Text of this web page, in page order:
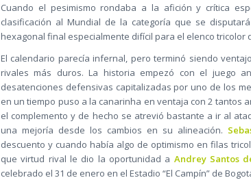
Cuando el pesimismo rondaba a la afición y crítica
clasificación al Mundial de la categoría que se
hexagonal final especialmente difícil para el elenco
El calendario parecía infernal, pero terminó siendo
rivales más duros. La historia empezó con el juego
desatenciones defensivas capitalizadas por uno de los
en un tiempo puso a la canarinha en ventaja con 2 tantos
el complemento y de hecho se atrevió bastante a ir al
una mejoría desde los cambios en su alineación.
descuento y cuando había algo de optimismo en filas
que virtud rival le dio la oportunidad a Andrey Santos
celebrado el 31 de enero en el Estadio “El Campín” de